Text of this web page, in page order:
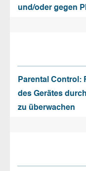
und/oder gegen
Parental Control:
des Gerätes
zu überwachen